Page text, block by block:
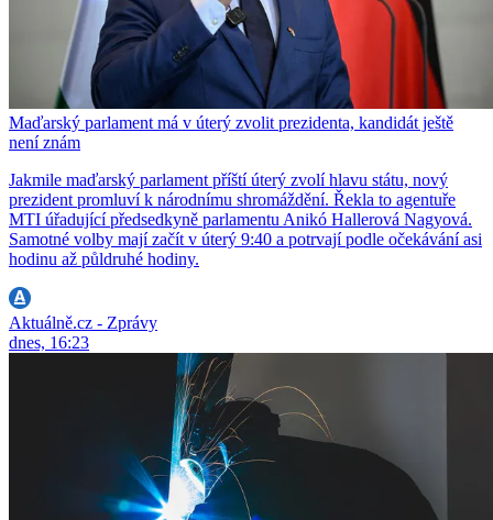
Maďarský parlament má v úterý zvolit prezidenta, kandidát ještě
není znám
Jakmile maďarský parlament příští úterý zvolí hlavu státu, nový
prezident promluví k národnímu shromáždění. Řekla to agentuře
MTI úřadující předsedkyně parlamentu Anikó Hallerová Nagyová.
Samotné volby mají začít v úterý 9:40 a potrvají podle očekávání asi
hodinu až půldruhé hodiny.
Aktuálně.cz - Zprávy
dnes, 16:23